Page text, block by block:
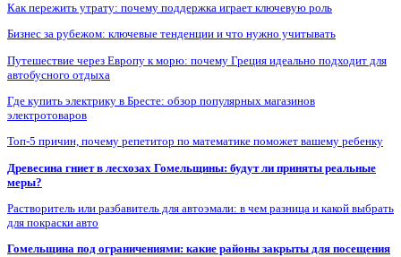
Как пережить утрату: почему поддержка играет ключевую роль
Бизнес за рубежом: ключевые тенденции и что нужно учитывать
Путешествие через Европу к морю: почему Греция идеально подходит для
автобусного отдыха
Где купить электрику в Бресте: обзор популярных магазинов
электротоваров
Топ-5 причин, почему репетитор по математике поможет вашему ребенку
Древесина гниет в лесхозах Гомельщины: будут ли приняты реальные
меры?
Растворитель или разбавитель для автоэмали: в чем разница и какой выбрать
для покраски авто
Гомельщина под ограничениями: какие районы закрыты для посещения